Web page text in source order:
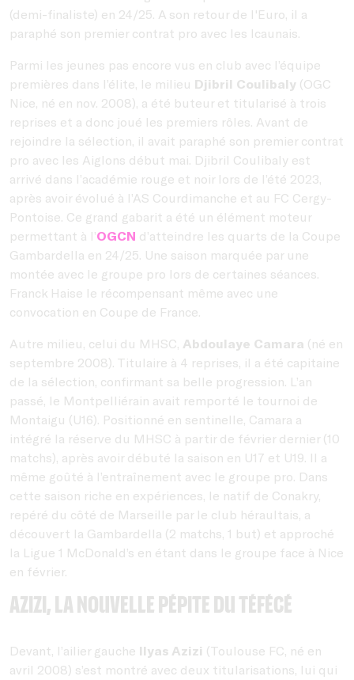
(demi-finaliste) en 24/25. A son retour de l'Euro, il a
paraphé son premier contrat pro avec les Icaunais.
Parmi les jeunes pas encore vus en club avec l’équipe
premières dans l’élite, le milieu Djibril Coulibaly (OGC
Nice, né en nov. 2008), a été buteur et titularisé à trois
reprises et a donc joué les premiers rôles. Avant de
rejoindre la sélection, il avait paraphé son premier contrat
pro avec les Aiglons début mai. Djibril Coulibaly est
arrivé dans l’académie rouge et noir lors de l’été 2023,
après avoir évolué à l’AS Courdimanche et au FC Cergy-
Pontoise. Ce grand gabarit a été un élément moteur
permettant à l’OGCN d’atteindre les quarts de la Coupe
Gambardella en 24/25. Une saison marquée par une
montée avec le groupe pro lors de certaines séances.
Franck Haise le récompensant même avec une
convocation en Coupe de France.
Autre milieu, celui du MHSC, Abdoulaye Camara (né en
septembre 2008). Titulaire à 4 reprises, il a été capitaine
de la sélection, confirmant sa belle progression. L’an
passé, le Montpelliérain avait remporté le tournoi de
Montaigu (U16). Positionné en sentinelle, Camara a
intégré la réserve du MHSC à partir de février dernier (10
matchs), après avoir débuté la saison en U17 et U19. Il a
même goûté à l’entraînement avec le groupe pro. Dans
cette saison riche en expériences, le natif de Conakry,
repéré du côté de Marseille par le club héraultais, a
découvert la Gambardella (2 matchs, 1 but) et approché
la Ligue 1 McDonald’s en étant dans le groupe face à Nice
en février.
Azizi, la nouvelle pépite du Téfécé
Devant, l’ailier gauche Ilyas Azizi (Toulouse FC, né en
avril 2008) s’est montré avec deux titularisations, lui qui